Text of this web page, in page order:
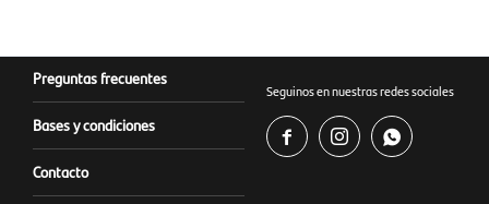
Preguntas frecuentes
Bases y condiciones
Contacto
Seguinos en nuestras redes sociales
  